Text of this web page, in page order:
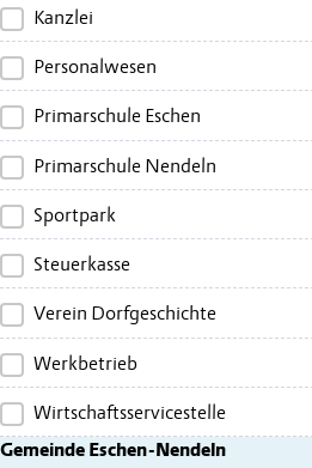
Kanzlei
Personalwesen
Primarschule Eschen
Primarschule Nendeln
Sportpark
Steuerkasse
Verein Dorfgeschichte
Werkbetrieb
Wirtschaftsservicestelle
Gemeinde Eschen-Nendeln